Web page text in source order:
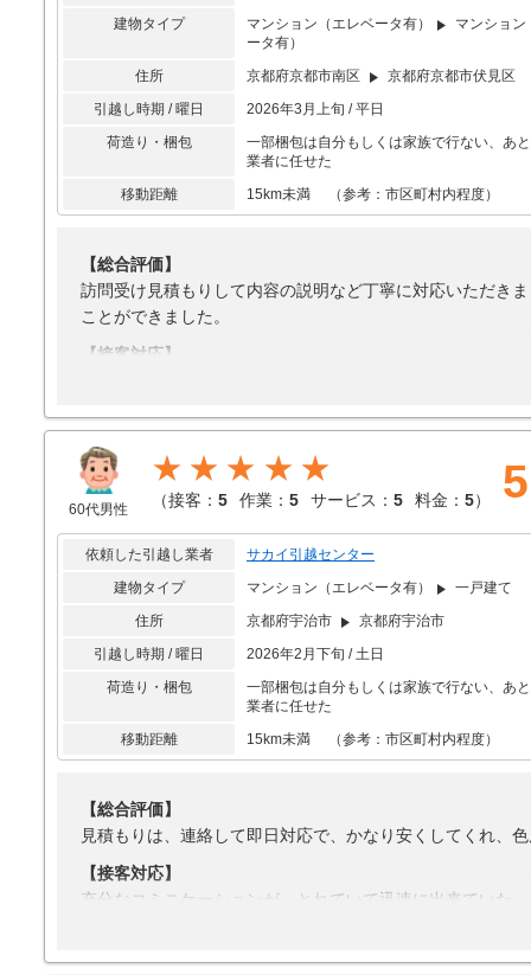
建物タイプ マンション（エレベータ有）
マンション
ータ有）
住所
京都府京都市南区
京都府京都市伏見区
引越し時期 / 曜日
2026年3月上旬 / 平日
荷造り・梱包
一部梱包は自分もしくは家族で行ない、あ
業者に任せた
移動距離
15km未満 （参考：市区町村内程度）
【総合評価】
訪問受け見積もりして内容の説明など丁寧に対応いただき
ことができました。
【接客対応】
【引越し作業】
明日に引っ越すのでまだわからないので、今までの対応評価
【サービス】
希望にはある程度応えてもらえた
【料金】
60代男性
★★★★★
（接客： 5 作業： 5 サービス： 5 料金： 5） 5
依頼した引越し業者
サカイ引越センター
建物タイプ
マンション（エレベータ有）
一戸建て
住所
京都府宇治市
京都府宇治市
引越し時期 / 曜日
2026年2月下旬 / 土日
荷造り・梱包
一部梱包は自分もしくは家族で行ない、あ
業者に任せた
移動距離
15km未満 （参考：市区町村内程度）
【総合評価】
見積もりは、連絡して即日対応で、かなり安くしてくれ、
【接客対応】
充分なコミニケーションが、とれていて迅速に出来ていた。
親切丁寧でどんな荷物でも傷一つ付けない移動ができてい